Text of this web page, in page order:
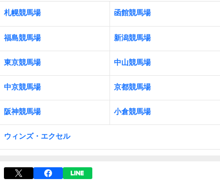
札幌競馬場 函館競馬場
福島競馬場 新潟競馬場
東京競馬場 中山競馬場
中京競馬場 京都競馬場
阪神競馬場 小倉競馬場
ウィンズ・エクセル